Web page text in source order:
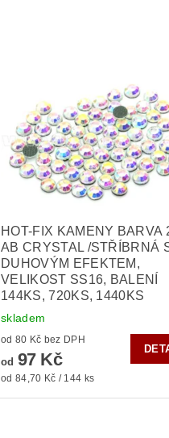
HOT-FIX KAMENY BARVA
AB CRYSTAL /STŘÍBRNÁ
DUHOVÝM EFEKTEM,
VELIKOST SS16, BALENÍ
144KS, 720KS, 1440KS
skladem
od 80 Kč bez DPH
od 97 Kč
od 84,70 Kč / 144 ks